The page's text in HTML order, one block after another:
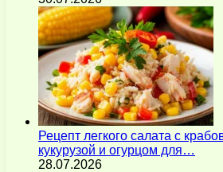
Рецепт легкого салата с
кукурузой и огурцом для…
28.07.2026